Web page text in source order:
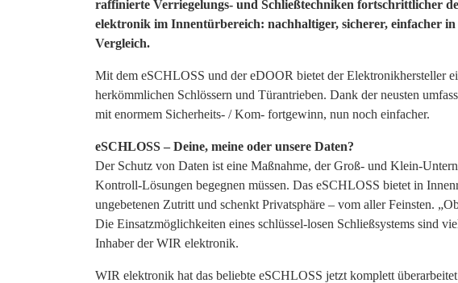
raffinierte Verriegelungs- und Schließtechniken fortschrittlicher
elektronik im Innentürbereich: nachhaltiger, sicherer, einfacher
Vergleich.
Mit dem eSCHLOSS und der eDOOR bietet der Elektronikhersteller
herkömmlichen Schlössern und Türantrieben. Dank der neusten
mit enormem Sicherheits- / Kom- fortgewinn, nun noch einfacher.
eSCHLOSS – Deine, meine oder unsere Daten?
Der Schutz von Daten ist eine Maßnahme, der Groß- und Klein-
Kontroll-Lösungen begegnen müssen. Das eSCHLOSS bietet in
ungebetenen Zutritt und schenkt Privatsphäre – vom aller Feinsten.
Die Einsatzmöglichkeiten eines schlüssel-losen Schließsystems sind
Inhaber der WIR elektronik.
WIR elektronik hat das beliebte eSCHLOSS jetzt komplett